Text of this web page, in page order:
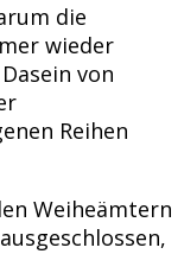
die
wieder
von
Reihen
Weiheämtern